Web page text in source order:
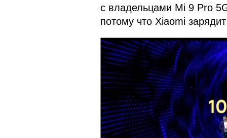
с владельцами Mi 9 Pro
потому что Xiaomi